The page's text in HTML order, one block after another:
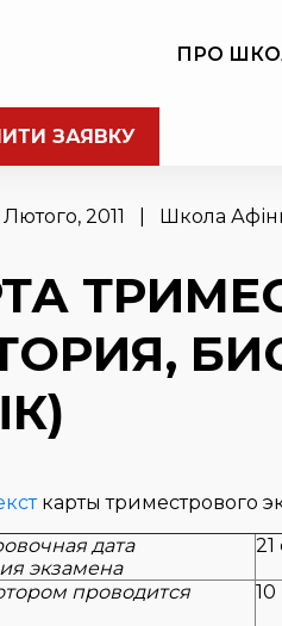
ПРО
ЗАЯВКУ
Лютого, 2011 | Школа
карты триместрового
дата
экзамена
проводится
10